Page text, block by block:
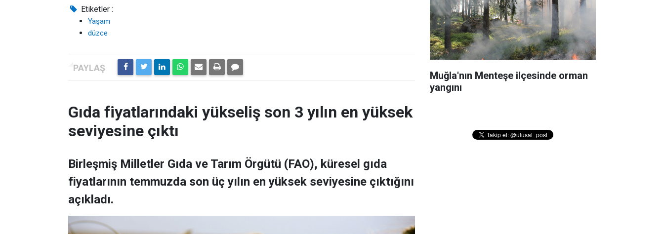
Etiketler :
Yaşam
düzce
Gıda fiyatlarındaki yükseliş son 3 yılın en yüksek
seviyesine çıktı
Birleşmiş Milletler Gıda ve Tarım Örgütü (FAO), küresel gıda
fiyatlarının temmuzda son üç yılın en yüksek seviyesine çıktığını
açıkladı.
Muğla'nın Menteşe ilçesinde orman
yangını